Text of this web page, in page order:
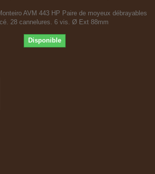
AVM 443 HP Paire de moyeux débrayables
28 cannelures. 6 vis. Ø Ext 88mm
Disponible